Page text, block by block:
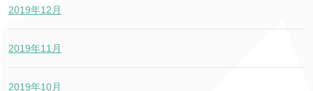
2019年12月
2019年11月
2019年10月